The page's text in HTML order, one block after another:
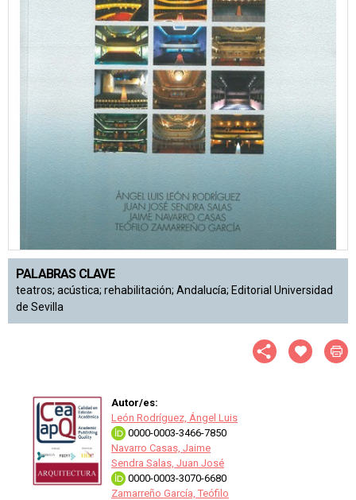
PALABRAS CLAVE
teatros; acústica; rehabilitación; Andalucía; Editorial Universidad
de Sevilla
Autor/es:
León Rodríguez, Ángel Luis
0000-0003-3466-7850
Navarro Casas, Jaime
Sendra Salas, Juan José
0000-0003-3070-6680
Zamarreño García, Teófilo